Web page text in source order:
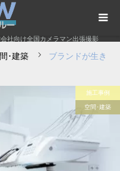
社向け全国カメラマン出張撮影
･建築
ブランドが生き
施工事例
空間･建築